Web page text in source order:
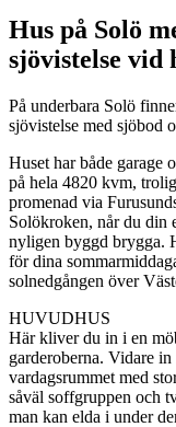
Hus på Solö
sjövistelse vid
På underbara Solö
sjövistelse med sjöbod
Huset har både garage
på hela 4820 kvm,
promenad via
Solökroken, når du din
nyligen byggd brygga.
för dina
solnedgången över
HUVUDHUS
Här kliver du in i en
garderoberna. Vidare
vardagsrummet med
såväl soffgruppen och
man kan elda i under